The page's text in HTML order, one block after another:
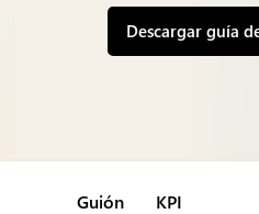
Descargar guía
Guión KPI